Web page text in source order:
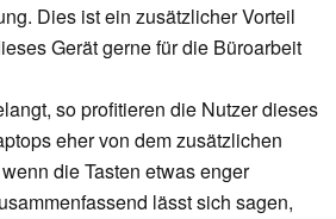
Dies ist ein zusätzlicher Vorteil
Gerät gerne für die Büroarbeit
so profitieren die Nutzer dieses
eher von dem zusätzlichen
die Tasten etwas enger
lässt sich sagen,